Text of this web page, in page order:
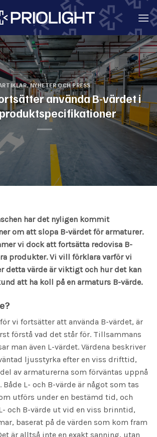
,NYHETER OCH PRESS
använda B-värdet i
har det nyligen kommit
om att slopa B-värdet för armaturer.
vi dock att fortsätta redovisa B-
produkter. Vi vill förklara varför vi
detta värde är viktigt och hur det kan
att ha koll på en armaturs B-värde.
vi fortsätter att använda B-värdet, är
förstå vad det står för. Tillsammans
man även L-värdet. Värdena beskriver
ljusstyrka efter en viss drifttid,
av armaturerna som förväntas uppnå
L- och B-värde är något som tas
utförs under en bestämd tid, och
och B-värde ut vid en viss brinntid,
baserat på de värden som kom fram
är alltså inte en exakt sanning, utan